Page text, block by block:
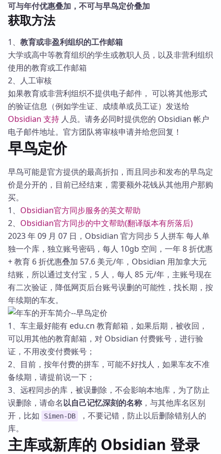
可与年付优惠叠加，不可与早鸟定价叠加
获取方法
1、 教育或非盈利组织的工作邮箱
大学或高中等教育组织的学生或教职人员，以及非营利组织
使用的教育或工作邮箱
2、人工审核
如果教育或非营利组织不提供电子邮件， 可以将其他形式
的验证信息（例如学生证、成绩单或员工证）发送给
Obsidian 支持 人员。请务必同时提供您的 Obsidian 帐户
电子邮件地址。官方团队将审核申请并给您回复！
早鸟定价
早鸟可能是官方提供的最高折扣，而且同步和发布的早鸟定
价是分开的，目前已经结束，需要额外花钱从其他用户那购
买。
1、 Obsidian官方同步服务的英文帮助
2、 Obsidian官方同步的中文帮助(翻译版本有所落后)
2023 年 09 月 07 日，Obsidian 官方同步 5 人拼车 每人单
独一个库，独立账号密码，每人 10gb 空间，一年 8 折优惠
+ 教育 6 折优惠叠加 57.6 美元/年，Obsidian 用加拿大元
结账，所以通过支付宝，5 人，每人 85 元/年，主账号现在
有二次验证，降低网页后台账号误删的可能性，找长期，按
年续期的车友。
1、车主最好能有 edu.cn 教育邮箱，如果后期，被收回，
可以用其他的教育邮箱，对 Obsidian 付费账号，进行验
证，不用改变付费账号；
2、目前，按年付费的拼车，可能不好找人，如果车友不准
备续期，请提前说一下；
3、远程同步的库，被误删除，不会影响本地库，为了防止
误删除，请命名以自己记忆深刻的名称 ，与其他库名区别
开，比如
Simen-DB
，不要记错，防止以后删除错别人的
库。
主库或新库的 Obsidian 登录